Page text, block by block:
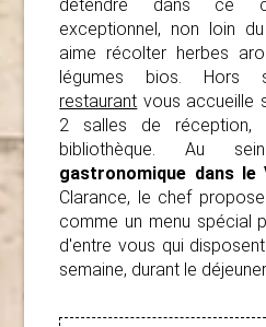
détendre dans ce
exceptionnel, non loin
aime récolter herbes
légumes bios. Hors
restaurant vous accueille
2 salles de
bibliothèque. Au
gastronomique dans le
Clarance, le chef
comme un menu spécial
d'entre vous qui
semaine, durant le déjeuner.